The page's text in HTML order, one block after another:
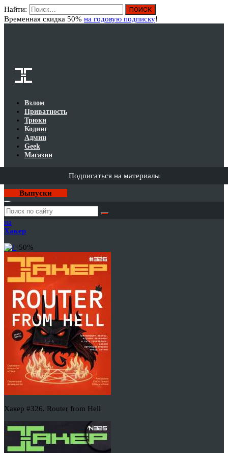
Найти:
Временная скидка 50% на годовую подписку!
Взлом
Приватность
Трюки
Кодинг
Админ
Geek
Магазин
Подписаться на материалы
Выпуски
Годовая
подписка
на
Хакер
-50%
Хакер #326. Router from Hell